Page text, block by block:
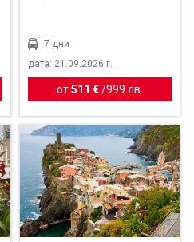
7 дни
дата: 21.09.2026 г.
от511 €/999 лв.